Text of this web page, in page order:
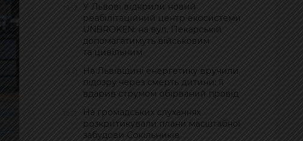
У Львові відкрили новий
реабілітаційний центр екосистеми
UNBROKEN: на вул. Пекарській
допомагатимуть військовим
та цивільним
На Львівщині енергетику вручили
підозру через смерть дитини: її
вдарив струмом обірваний провід
На громадських слуханнях
розкритикували плани масштабної
забудови Сокільників